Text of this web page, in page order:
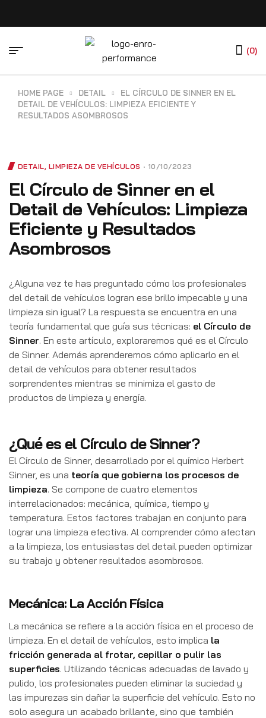
(0)
HOME PAGE DETAIL
EL CÍRCULO DE SINNER EN EL
DETAIL DE VEHÍCULOS: LIMPIEZA EFICIENTE Y
RESULTADOS ASOMBROSOS
DETAIL, LIMPIEZA DE VEHÍCULOS 10/10/2023
El Círculo de Sinner en el
Detail de Vehículos: Limpieza
Eficiente y Resultados
Asombrosos
¿Alguna vez te has preguntado cómo los profesionales
del detail de vehículos logran ese brillo impecable y una
limpieza sin igual? La respuesta se encuentra en una
teoría fundamental que guía sus técnicas: el Círculo de
Sinner. En este artículo, exploraremos qué es el Círculo
de Sinner. Además aprenderemos cómo aplicarlo en el
detail de vehículos para obtener resultados
sorprendentes mientras se minimiza el gasto de
productos de limpieza y energía.
¿Qué es el Círculo de Sinner?
El Círculo de Sinner, desarrollado por el químico Herbert
Sinner, es una teoría que gobierna los procesos de
limpieza. Se compone de cuatro elementos
interrelacionados: mecánica, química, tiempo y
temperatura. Estos factores trabajan en conjunto para
lograr una limpieza efectiva. Al comprender cómo afectan
a la limpieza, los entusiastas del detail pueden optimizar
su trabajo y obtener resultados asombrosos.
Mecánica: La Acción Física
La mecánica se refiere a la acción física en el proceso de
limpieza. En el detail de vehículos, esto implica la
fricción generada al frotar, cepillar o pulir las
superficies. Utilizando técnicas adecuadas de lavado y
pulido, los profesionales pueden eliminar la suciedad y
las impurezas sin dañar la superficie del vehículo. Esto no
solo asegura un acabado brillante, sino que también